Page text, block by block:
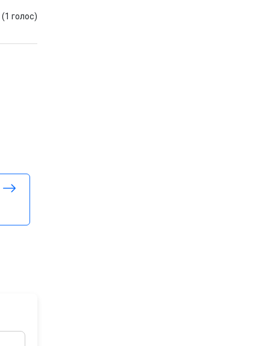
(1 голос)